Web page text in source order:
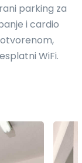
parking za
i cardio
WiFi.